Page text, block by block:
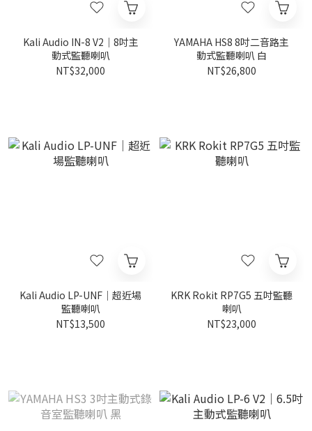
Kali Audio IN-8 V2｜8吋主
動式監聽喇叭
NT$32,000
YAMAHA HS8 8吋二音路主
動式監聽喇叭 白
NT$26,800
Kali Audio LP-UNF｜超近場
監聽喇叭
NT$13,500
KRK Rokit RP7G5 五吋監聽
喇叭
NT$23,000